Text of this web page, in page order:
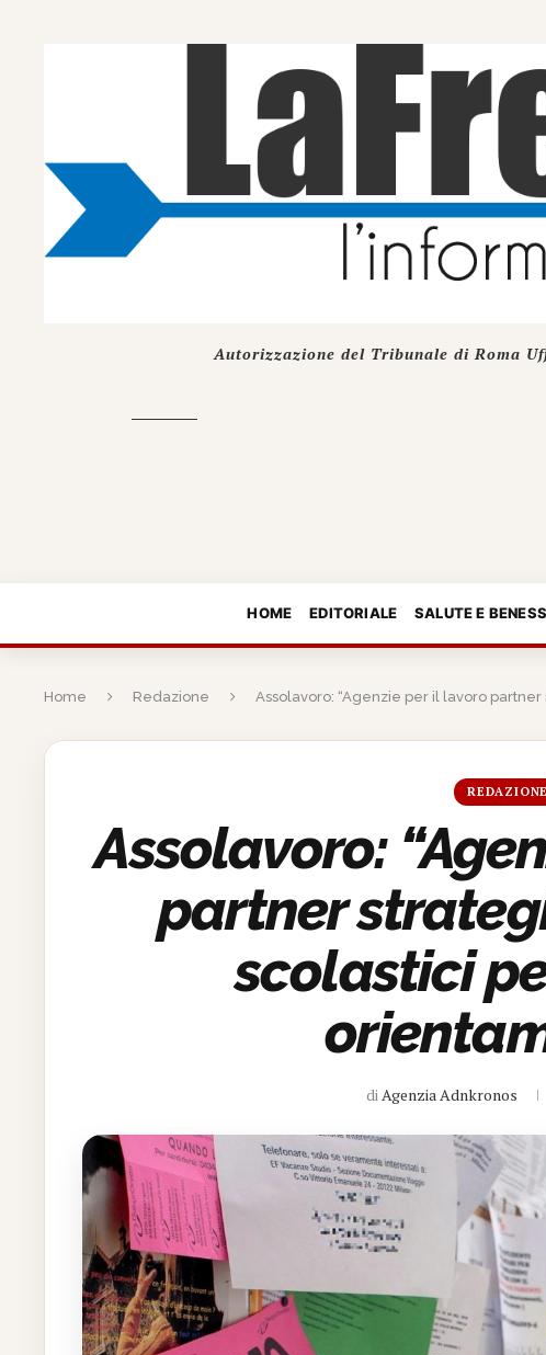
Autorizzazione del Tribunale di Roma
HOME EDITORIALE SALUTE E
Home Redazione Assolavoro: “Agenzie per il lavoro
REDAZIONE
Assolavoro:
partner
scolastici
diAgenzia Adnkronos